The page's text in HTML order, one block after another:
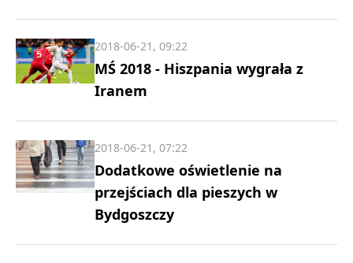
MŚ 2018 - Hiszpania wygrała z
Iranem
2018-06-21, 09:22
Dodatkowe oświetlenie na
przejściach dla pieszych w
Bydgoszczy
2018-06-21, 07:22